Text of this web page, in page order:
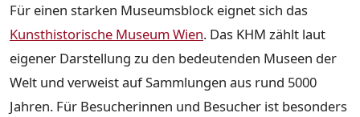
Für einen starken Museumsblock eignet sich das
Kunsthistorische Museum Wien. Das KHM zählt laut
eigener Darstellung zu den bedeutenden Museen der
Welt und verweist auf Sammlungen aus rund 5000
Jahren. Für Besucherinnen und Besucher ist besonders